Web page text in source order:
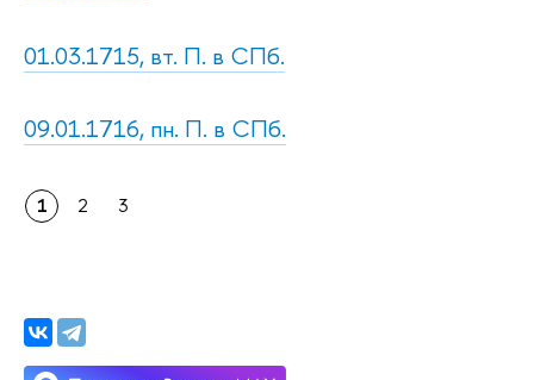
01.03.1715, вт. П. в СПб.
09.01.1716, пн. П. в СПб.
1 2 3